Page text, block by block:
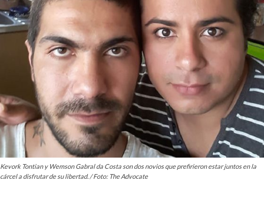
Kevork Tontian y Wemson Gabral da Costa son dos novios que prefirieron estar juntos en la
cárcel a disfrutar de su libertad. / Foto: The Advocate